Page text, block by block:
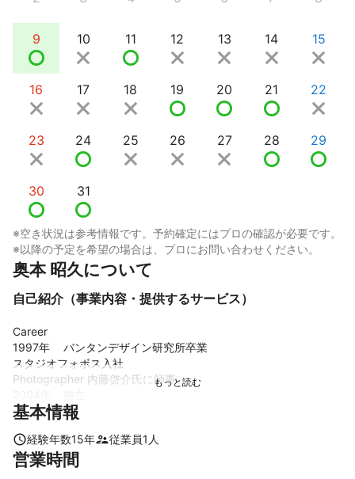
9 10 11 12 13 14 15
16 17 18 19 20 21 22
23 24 25 26 27 28 29
30 31
※空き状況は参考情報です。予約確定にはプロの確認が必要です。
※以降の予定を希望の場合は、プロにお問い合わせください。
奥本 昭久について
自己紹介（事業内容・提供するサービス）
Career
1997年	バンタンデザイン研究所卒業
スタジオフォボス入社
Photographer 内藤啓介氏に師事
Works
Magazine
基本情報
経験年数15年 従業員1 人
営業時間